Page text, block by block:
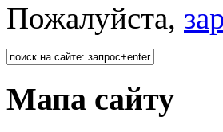
Пожалуйста,
Мапа сайту